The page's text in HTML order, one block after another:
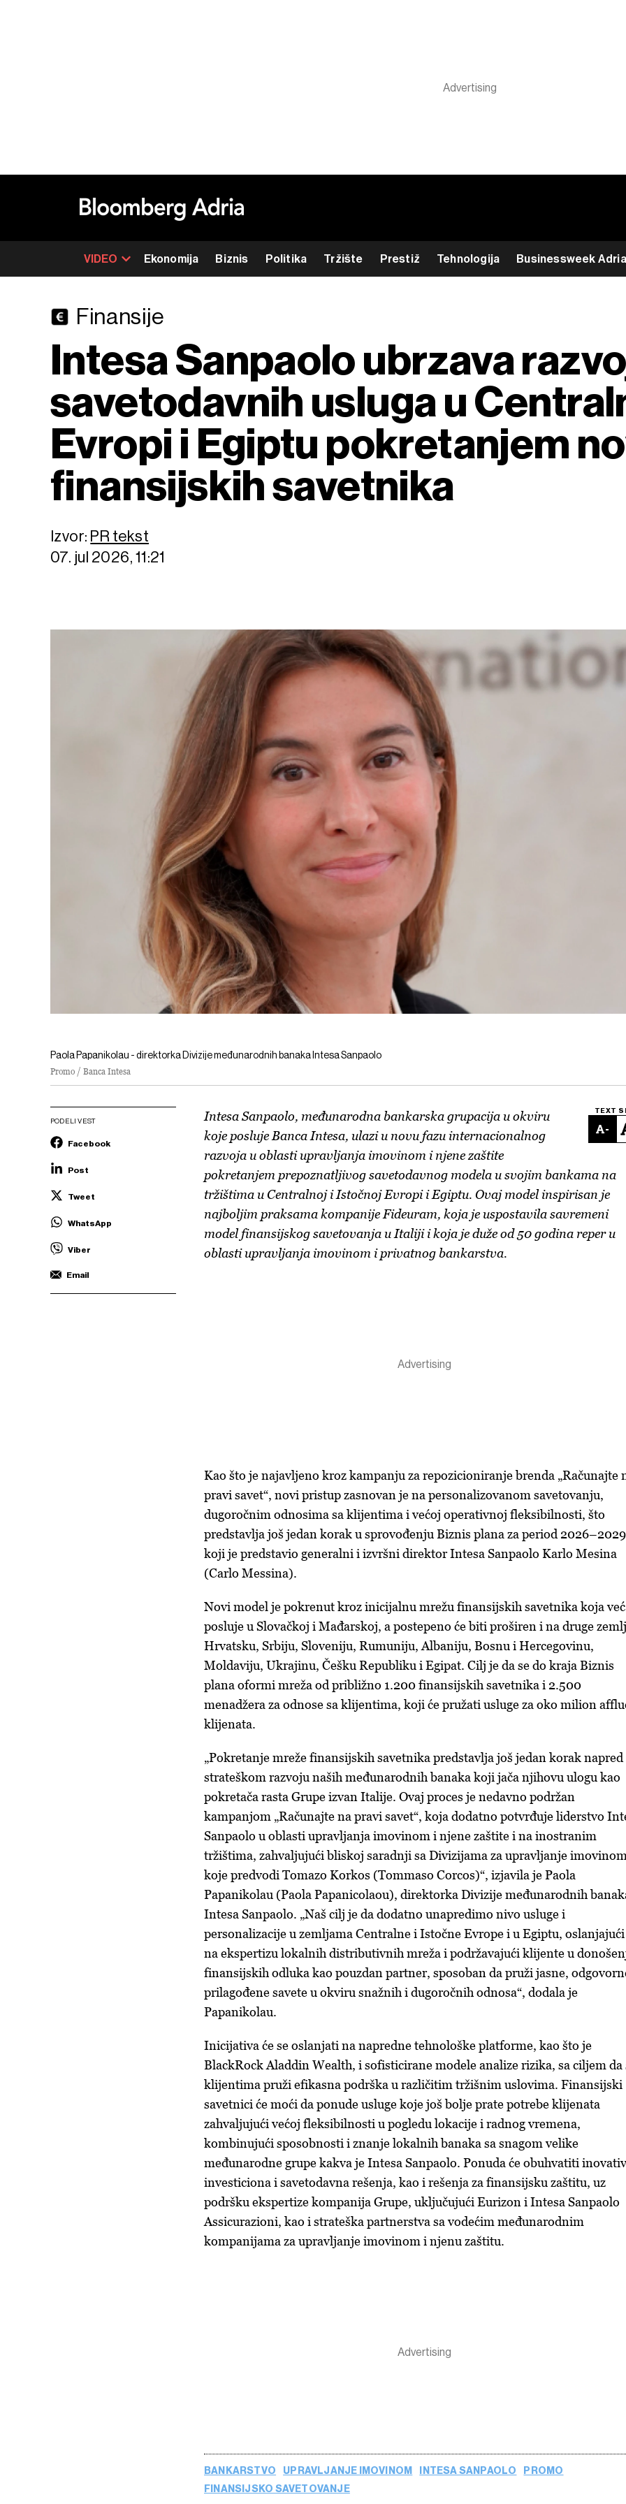
VIDEO Ekonomija Biznis Politika Tržište Prestiž Tehnologija Businessweek Adria
Finansije
Intesa Sanpaolo ubrzava
savetodavnih usluga u
Evropi i Egiptu pokretanjem
finansijskih savetnika
Izvor: PR tekst
07. jul 2026, 11:21
Paola Papanikolau - direktorka Divizije međunarodnih banaka Intesa Sanpaolo
Promo / Banca Intesa
PODELI VEST
Facebook
Post
Tweet
WhatsApp
Viber
Email
TEXT
-
Intesa Sanpaolo, međunarodna bankarska grupacija u okviru
koje posluje Banca Intesa, ulazi u novu fazu internacionalnog
razvoja u oblasti upravljanja imovinom i njene zaštite
pokretanjem prepoznatljivog savetodavnog modela u svojim bankama na
tržištima u Centralnoj i Istočnoj Evropi i Egiptu. Ovaj model inspirisan je
najboljim praksama kompanije Fideuram, koja je uspostavila savremeni
model finansijskog savetovanja u Italiji i koja je duže od 50 godina reper u
oblasti upravljanja imovinom i privatnog bankarstva.
Kao što je najavljeno kroz kampanju za repozicioniranje brenda „Računajte
pravi savet“, novi pristup zasnovan je na personalizovanom savetovanju,
dugoročnim odnosima sa klijentima i većoj operativnoj fleksibilnosti, što
predstavlja još jedan korak u sprovođenju Biznis plana za period
koji je predstavio generalni i izvršni direktor Intesa Sanpaolo Karlo Mesina
(Carlo Messina).
Novi model je pokrenut kroz inicijalnu mrežu finansijskih savetnika koja već
posluje u Slovačkoj i Mađarskoj, a postepeno će biti proširen i na druge
Hrvatsku, Srbiju, Sloveniju, Rumuniju, Albaniju, Bosnu i Hercegovinu,
Moldaviju, Ukrajinu, Češku Republiku i Egipat. Cilj je da se do kraja Biznis
plana oformi mreža od približno 1.200 finansijskih savetnika i 2.500
menadžera za odnose sa klijentima, koji će pružati usluge za oko milion
klijenata.
„Pokretanje mreže finansijskih savetnika predstavlja još jedan korak napred
strateškom razvoju naših međunarodnih banaka koji jača njihovu ulogu kao
pokretača rasta Grupe izvan Italije. Ovaj proces je nedavno podržan
kampanjom „Računajte na pravi savet“, koja dodatno potvrđuje liderstvo
Sanpaolo u oblasti upravljanja imovinom i njene zaštite i na inostranim
tržištima, zahvaljujući bliskoj saradnji sa Divizijama za upravljanje
koje predvodi Tomazo Korkos (Tommaso Corcos)“, izjavila je Paola
Papanikolau (Paola Papanicolaou), direktorka Divizije međunarodnih
Intesa Sanpaolo. „Naš cilj je da dodatno unapredimo nivo usluge i
personalizacije u zemljama Centralne i Istočne Evrope i u Egiptu, oslanjajući
na ekspertizu lokalnih distributivnih mreža i podržavajući klijente u
finansijskih odluka kao pouzdan partner, sposoban da pruži jasne,
prilagođene savete u okviru snažnih i dugoročnih odnosa“, dodala je
Papanikolau.
Inicijativa će se oslanjati na napredne tehnološke platforme, kao što je
BlackRock Aladdin Wealth, i sofisticirane modele analize rizika, sa ciljem da
klijentima pruži efikasna podrška u različitim tržišnim uslovima. Finansijski
savetnici će moći da ponude usluge koje još bolje prate potrebe klijenata
zahvaljujući većoj fleksibilnosti u pogledu lokacije i radnog vremena,
kombinujući sposobnosti i znanje lokalnih banaka sa snagom velike
međunarodne grupe kakva je Intesa Sanpaolo. Ponuda će obuhvatiti
investiciona i savetodavna rešenja, kao i rešenja za finansijsku zaštitu, uz
podršku ekspertize kompanija Grupe, uključujući Eurizon i Intesa Sanpaolo
Assicurazioni, kao i strateška partnerstva sa vodećim međunarodnim
kompanijama za upravljanje imovinom i njenu zaštitu.
BANKARSTVO UPRAVLJANJE IMOVINOM INTESA SANPAOLO
PROMO
FINANSIJSKO SAVETOVANJE